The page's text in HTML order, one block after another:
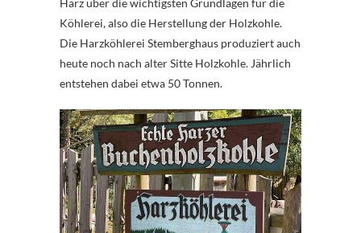
Harz über die wichtigsten Grundlagen für die
Köhlerei, also die Herstellung der Holzkohle.
Die Harzköhlerei Stemberghaus produziert auch
heute noch nach alter Sitte Holzkohle. Jährlich
entstehen dabei etwa 50 Tonnen.